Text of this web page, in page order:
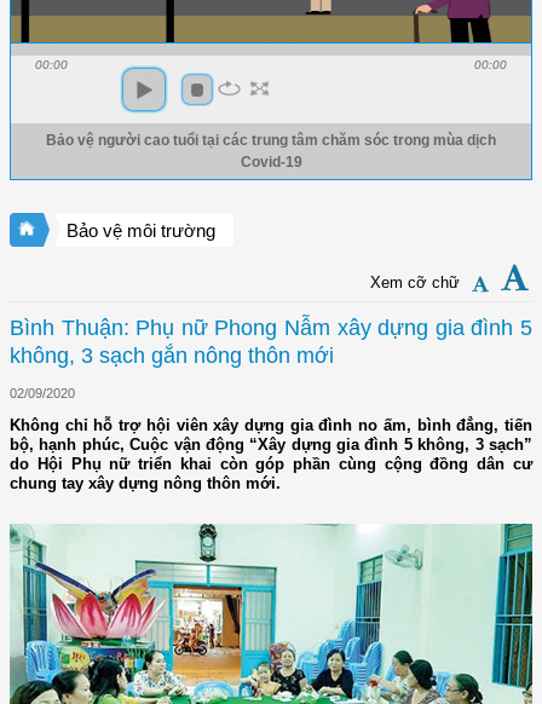
00:00 00:00
Bảo vệ người cao tuổi tại các trung tâm chăm sóc trong mùa dịch
Covid-19
Bảo vệ môi trường
Xem cỡ chữ
Bình Thuận: Phụ nữ Phong Nẫm xây dựng gia đình 5
không, 3 sạch gắn nông thôn mới
02/09/2020
Không chỉ hỗ trợ hội viên xây dựng gia đình no ấm, bình đẳng, tiến
bộ, hạnh phúc, Cuộc vận động “Xây dựng gia đình 5 không, 3 sạch”
do Hội Phụ nữ triển khai còn góp phần cùng cộng đồng dân cư
chung tay xây dựng nông thôn mới.